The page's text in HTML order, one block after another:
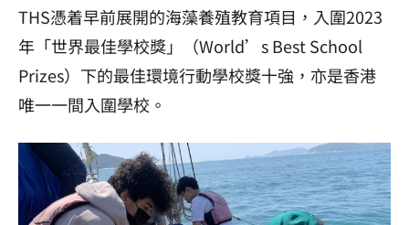
THS憑着早前展開的海藻養殖教育項目，入圍2023
年「世界最佳學校獎」（World’s Best School
Prizes）下的最佳環境行動學校獎十強，亦是香港
唯一一間入圍學校。